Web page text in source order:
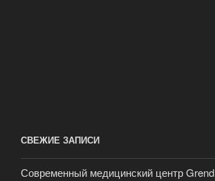
СВЕЖИЕ ЗАПИСИ
Современный медицинский центр Grend